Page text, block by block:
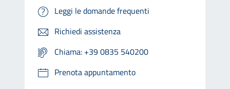
Leggi le domande frequenti
Richiedi assistenza
Chiama: +39 0835 540200
Prenota appuntamento